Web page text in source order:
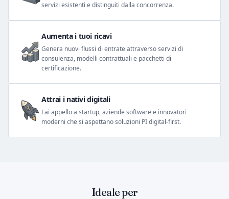
servizi esistenti e distinguiti dalla concorrenza.
Aumenta i tuoi ricavi
Genera nuovi flussi di entrate attraverso servizi di
consulenza, modelli contrattuali e pacchetti di
certificazione.
Attrai i nativi digitali
Fai appello a startup, aziende software e innovatori
moderni che si aspettano soluzioni PI digital-first.
Ideale per